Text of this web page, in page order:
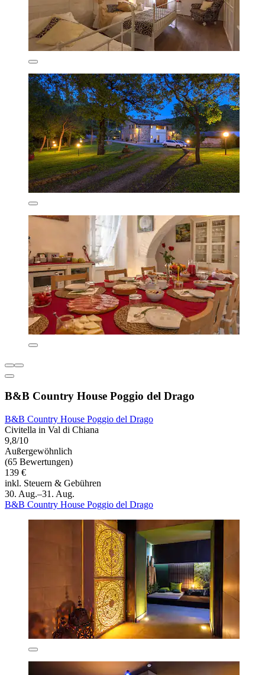
B&B Country House Poggio del Drago
B&B Country House Poggio del Drago
Civitella in Val di Chiana
9,8/10
Außergewöhnlich
(65 Bewertungen)
139 €
inkl. Steuern & Gebühren
30. Aug.–31. Aug.
B&B Country House Poggio del Drago